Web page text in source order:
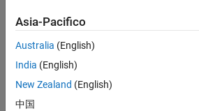
CONTRIBUTI L
1
Asia-Pacifico
Australia (English)
India (English)
New Zealand (English)
中国